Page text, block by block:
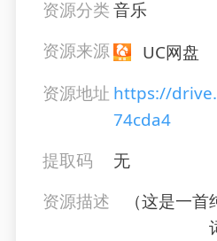
资源分类音乐
资源来源
UC网盘
资源地址 https://
74cda4
提取码
无
资源描述
（这是一